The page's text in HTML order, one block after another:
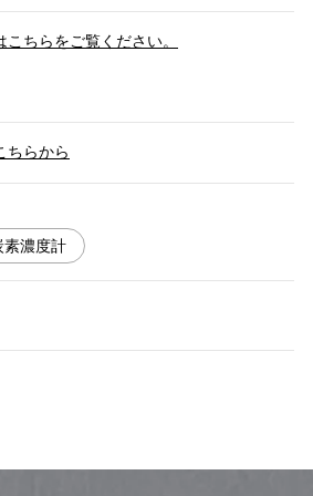
こちらをご覧ください。
ちらから
素濃度計